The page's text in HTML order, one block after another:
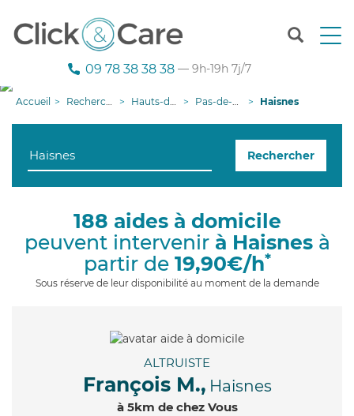
T
n
g
09 78 38 38 38 — 9h-19h 7j/7
Accueil Recherche aide à domicile Hauts-de-France Pas-de-Calais Haisnes
Rechercher
188 aides à domicile
peuvent intervenir à Haisnesà
partir de 19,90€/h*
Sous réserve de leur disponibilité au moment de la demande
ALTRUISTE
François M., Haisnes
à 5km de chez Vous